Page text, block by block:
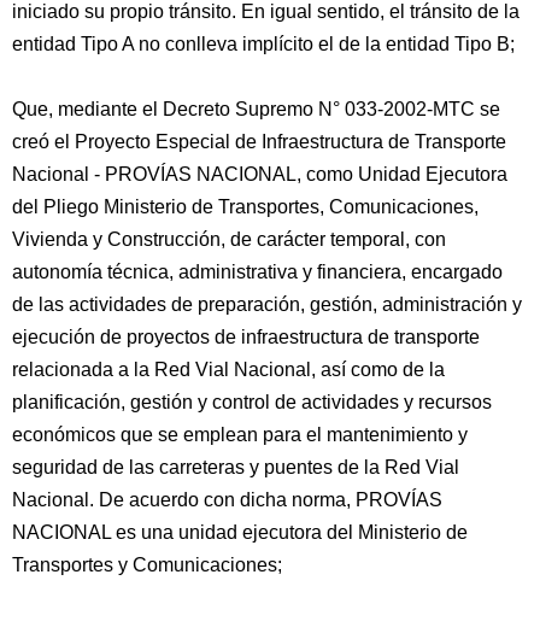
iniciado su propio tránsito. En igual sentido, el tránsito de la
entidad Tipo A no conlleva implícito el de la entidad Tipo B;
Que, mediante el Decreto Supremo N° 033-2002-MTC se
creó el Proyecto Especial de Infraestructura de Transporte
Nacional - PROVÍAS NACIONAL, como Unidad Ejecutora
del Pliego Ministerio de Transportes, Comunicaciones,
Vivienda y Construcción, de carácter temporal, con
autonomía técnica, administrativa y financiera, encargado
de las actividades de preparación, gestión, administración y
ejecución de proyectos de infraestructura de transporte
relacionada a la Red Vial Nacional, así como de la
planificación, gestión y control de actividades y recursos
económicos que se emplean para el mantenimiento y
seguridad de las carreteras y puentes de la Red Vial
Nacional. De acuerdo con dicha norma, PROVÍAS
NACIONAL es una unidad ejecutora del Ministerio de
Transportes y Comunicaciones;